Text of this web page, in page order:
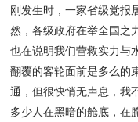
刚发生时，一家省级党报
然，各级政府在举全国之
也在说明我们营救实力与
翻覆的客轮面前是多么的
通，但很快悄无声息，我
多少人在黑暗的舱底，在